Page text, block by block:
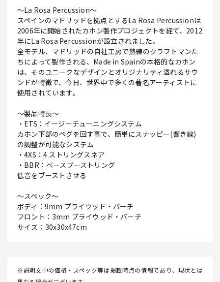
～La Rosa Percussion～
スペインのマドリッドを拠点とするLa Rosa Percussionは
2006年に開始されたカホン製作プロジェクトを経て、2012
年にLa Rosa Percussionが設立されました。
全モデル、マドリッドの自社工房で熟練のクラフトマンた
ちによって製作される、Made in Spainの本格的なカホン
は、そのユニークなデザインとオリジナリティ溢れるサウ
ンドが特徴で、今日、世界中で多くの著名アーティストに
使用されています。
～製品特長～
・ETS：イージーチューニングシステム
カホン下部のペグを回す事で、簡単にスナッピー(響き線)
の調整が可能なシステム
・4XS：4 ストリングスネア
・BBR：ベースブーストリング
低音をブーストさせる
～スペック～
ボディ：9mm プライウッド・バーチ
フロント：3mm プライウッド・バーチ
サイズ：30x30x47cm
※説明文中の価格・スペック等は掲載時点の情報であり、現状とは